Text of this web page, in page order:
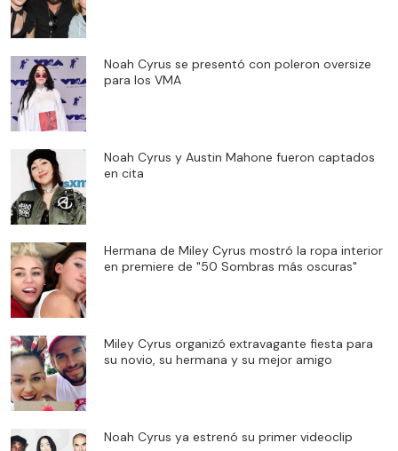
Noah Cyrus se presentó con poleron oversize
para los VMA
Noah Cyrus y Austin Mahone fueron captados
en cita
Hermana de Miley Cyrus mostró la ropa interior
en premiere de "50 Sombras más oscuras"
Miley Cyrus organizó extravagante fiesta para
su novio, su hermana y su mejor amigo
Noah Cyrus ya estrenó su primer videoclip